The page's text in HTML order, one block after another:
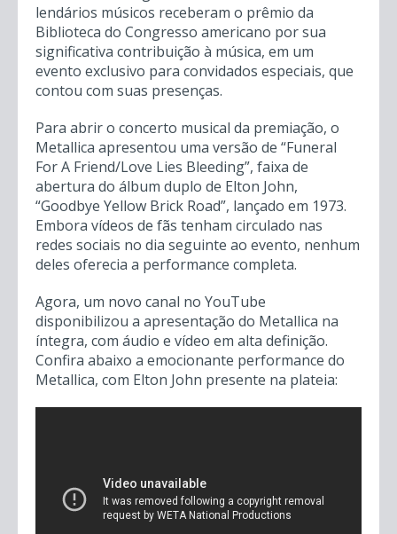
lendários músicos receberam o prêmio da
Biblioteca do Congresso americano por sua
significativa contribuição à música, em um
evento exclusivo para convidados especiais, que
contou com suas presenças.
Para abrir o concerto musical da premiação, o
Metallica apresentou uma versão de “Funeral
For A Friend/Love Lies Bleeding”, faixa de
abertura do álbum duplo de Elton John,
“Goodbye Yellow Brick Road”, lançado em 1973.
Embora vídeos de fãs tenham circulado nas
redes sociais no dia seguinte ao evento, nenhum
deles oferecia a performance completa.
Agora, um novo canal no YouTube
disponibilizou a apresentação do Metallica na
íntegra, com áudio e vídeo em alta definição.
Confira abaixo a emocionante performance do
Metallica, com Elton John presente na plateia: